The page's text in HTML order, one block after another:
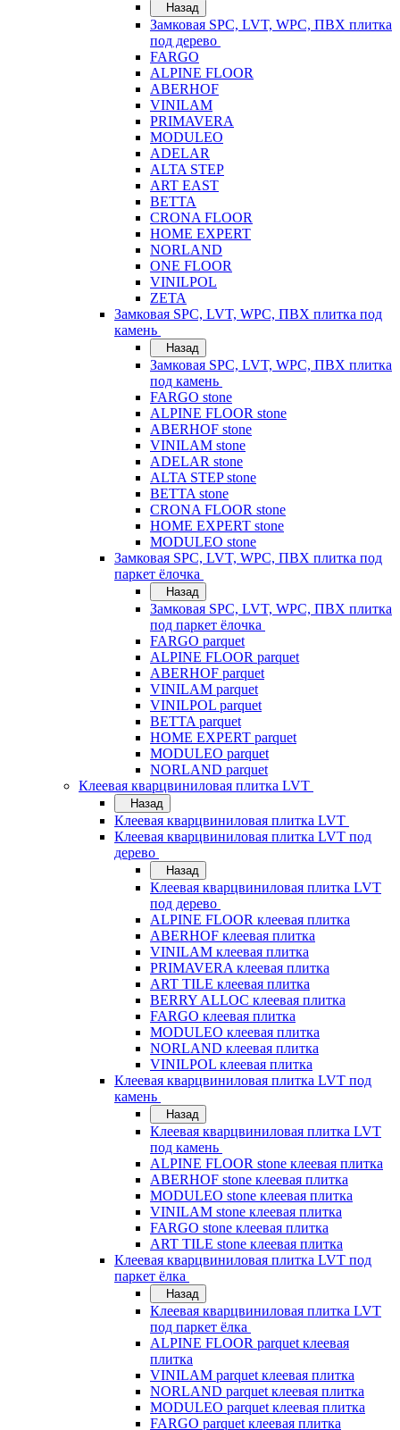
Назад
Замковая SPC, LVT, WPC, ПВХ плитка
под дерево
FARGO
ALPINE FLOOR
ABERHOF
VINILAM
PRIMAVERA
MODULEO
ADELAR
ALTA STEP
ART EAST
BETTA
CRONA FLOOR
HOME EXPERT
NORLAND
ONE FLOOR
VINILPOL
ZETA
Замковая SPC, LVT, WPC, ПВХ плитка под
камень
Назад
Замковая SPC, LVT, WPC, ПВХ плитка
под камень
FARGO stone
ALPINE FLOOR stone
ABERHOF stone
VINILAM stone
ADELAR stone
ALTA STEP stone
BETTA stone
CRONA FLOOR stone
HOME EXPERT stone
MODULEO stone
Замковая SPC, LVT, WPC, ПВХ плитка под
паркет ёлочка
Назад
Замковая SPC, LVT, WPC, ПВХ плитка
под паркет ёлочка
FARGO parquet
ALPINE FLOOR parquet
ABERHOF parquet
VINILAM parquet
VINILPOL parquet
BETTA parquet
HOME EXPERT parquet
MODULEO parquet
NORLAND parquet
Клеевая кварцвиниловая плитка LVT
Назад
Клеевая кварцвиниловая плитка LVT
Клеевая кварцвиниловая плитка LVT под
дерево
Назад
Клеевая кварцвиниловая плитка LVT
под дерево
ALPINE FLOOR клеевая плитка
ABERHOF клеевая плитка
VINILAM клеевая плитка
PRIMAVERA клеевая плитка
ART TILE клеевая плитка
BERRY ALLOC клеевая плитка
FARGO клеевая плитка
MODULEO клеевая плитка
NORLAND клеевая плитка
VINILPOL клеевая плитка
Клеевая кварцвиниловая плитка LVT под
камень
Назад
Клеевая кварцвиниловая плитка LVT
под камень
ALPINE FLOOR stone клеевая плитка
ABERHOF stone клеевая плитка
MODULEO stone клеевая плитка
VINILAM stone клеевая плитка
FARGO stone клеевая плитка
ART TILE stone клеевая плитка
Клеевая кварцвиниловая плитка LVT под
паркет ёлка
Назад
Клеевая кварцвиниловая плитка LVT
под паркет ёлка
ALPINE FLOOR parquet клеевая
плитка
VINILAM parquet клеевая плитка
NORLAND parquet клеевая плитка
MODULEO parquet клеевая плитка
FARGO parquet клеевая плитка